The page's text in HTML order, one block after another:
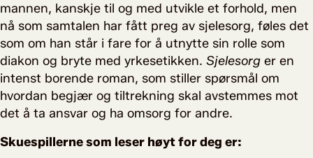
mannen, kanskje til og med utvikle et forhold, men
nå som samtalen har fått preg av sjelesorg, føles det
som om han står i fare for å utnytte sin rolle som
diakon og bryte med yrkesetikken. Sjelesorg er en
intenst borende roman, som stiller spørsmål om
hvordan begjær og tiltrekning skal avstemmes mot
det å ta ansvar og ha omsorg for andre.
Skuespillerne som leser høyt for deg er: